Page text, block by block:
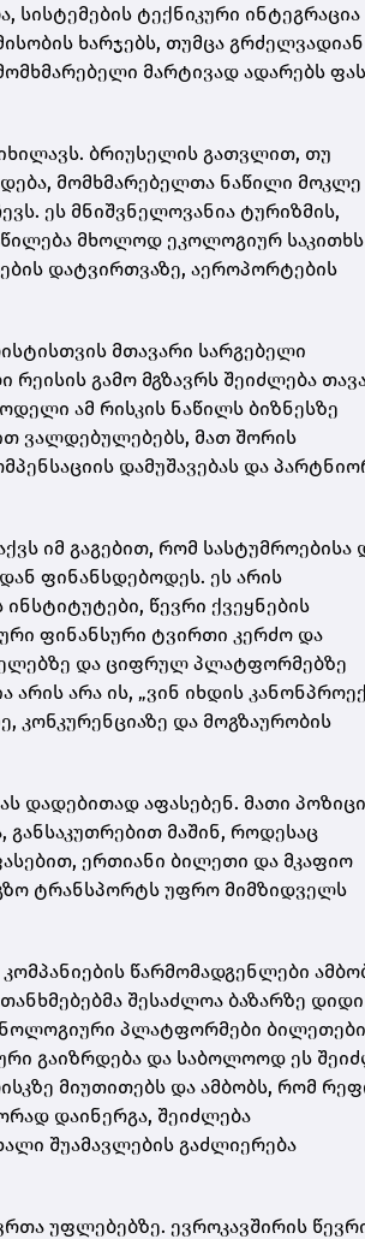
სისტემების ტექნიკური
ხარჯებს, თუმცა გრძელვადიან
მარტივად ადარებს
ბრიუსელის გათვლით, თუ
მომხმარებელთა ნაწილი
ეს მნიშვნელოვანია ტურიზმის,
მხოლოდ ეკოლოგიურ
დატვირთვაზე, აეროპორტების
მთავარი სარგებელი
რეისის გამო მგზავრს შეიძლება
ამ რისკის ნაწილს ბიზნესზე
ვალდებულებებს, მათ შორის
დამუშავებას და
იმ გაგებით, რომ სასტუმროებისა
ფინანსდებოდეს. ეს არის
წევრი ქვეყნების
ფინანსური ტვირთი კერძო და
და ციფრულ პლატფორმებზე
არა ის, „ვინ იხდის
კონკურენციაზე და მოგზაურობის
დადებითად აფასებენ. მათი
მაშინ, როდესაც
ერთიანი ბილეთი და მკაფიო
ტრანსპორტს უფრო მიმზიდველს
წარმომადგენლები
შესაძლოა ბაზარზე დიდი
პლატფორმები
გაიზრდება და საბოლოოდ ეს
მიუთითებს და ამბობს, რომ
დაინერგა, შეიძლება
შუამავლების გაძლიერება
უფლებებზე. ევროკავშირის